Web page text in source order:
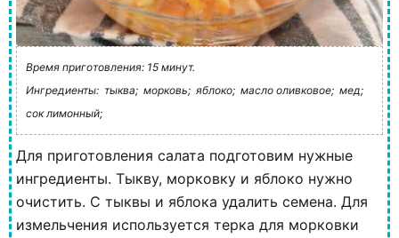
Время приготовления: 15 минут.
Ингредиенты: тыква; морковь; яблоко; масло оливковое; мед;
сок лимонный;
Для приготовления салата подготовим нужные
ингредиенты. Тыкву, морковку и яблоко нужно
очистить. С тыквы и яблока удалить семена. Для
измельчения используется терка для морковки